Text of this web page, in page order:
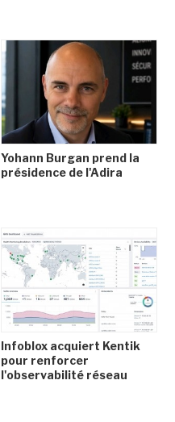
Yohann Burgan prend la
présidence de l'Adira
Infoblox acquiert Kentik
pour renforcer
l'observabilité réseau